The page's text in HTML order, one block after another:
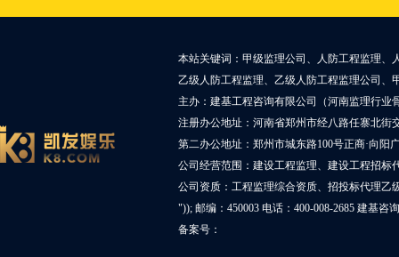
本站关键词：甲级监理公司、人防工程监理、
乙级人防工程监理、乙级人防工程监理公司、
主办：建基工程咨询有限公司（河南监理行业
注册办公地址：河南省郑州市经八路任寨北街
第二办公地址：郑州市城东路100号正商·向阳
公司经营范围：建设工程监理、建设工程招标
公司资质：工程监理综合资质、招投标代理乙
")); 邮编：450003 电话：400-008-2685 建基咨
备案号：